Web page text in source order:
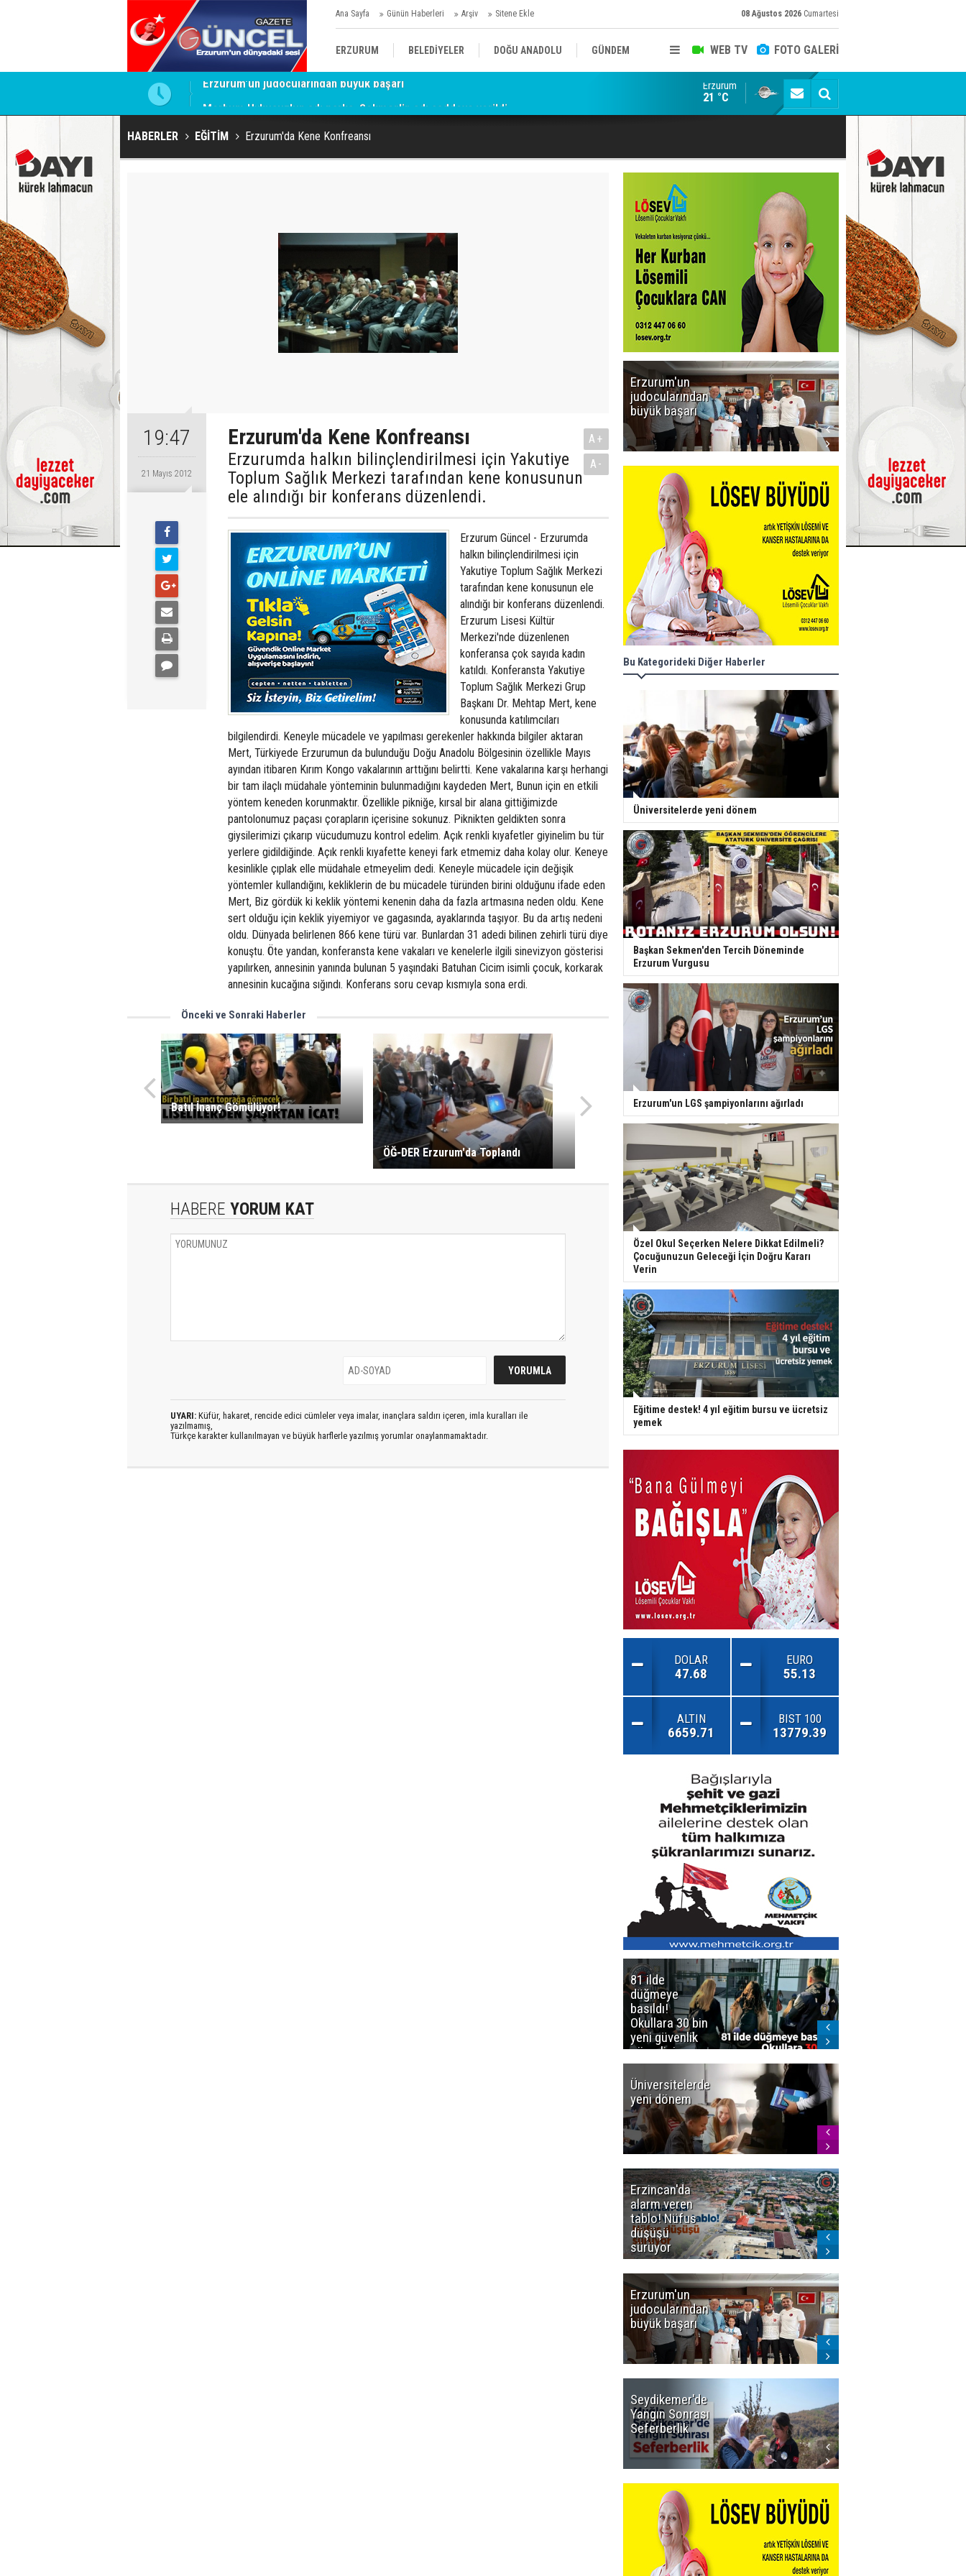
Ana Sayfa Günün Haberleri Arşiv Sitene Ekle 08 Ağustos 2026 Cumartesi
WEB TV FOTO GALERİ
ERZURUM BELEDİYELER DOĞU ANADOLU GÜNDEM
SİYASET
KÜLTÜR/SANAT//MAĞAZİN
Merhum Uykusuz'un adı parka, Sekmen'in adı caddeye verildi Konuşanlar'a katıldı, söyledikleri başına iş açtı!
Erzurum
21 °C
HABERLER EĞİTİM Erzurum'da Kene Konfreansı
19:47
21 Mayıs 2012
Erzurum'da Kene Konfreansı
Erzurumda halkın bilinçlendirilmesi için Yakutiye
Toplum Sağlık Merkezi tarafından kene konusunun
ele alındığı bir konferans düzenlendi.
A+
A-
Erzurum Güncel - Erzurumda
halkın bilinçlendirilmesi için
Yakutiye Toplum Sağlık Merkezi
tarafından kene konusunun ele
alındığı bir konferans düzenlendi.
Erzurum Lisesi Kültür
Merkezi'nde düzenlenen
konferansa çok sayıda kadın
katıldı. Konferansta Yakutiye
Toplum Sağlık Merkezi Grup
Başkanı Dr. Mehtap Mert, kene
konusunda katılımcıları
bilgilendirdi. Keneyle mücadele ve yapılması gerekenler hakkında bilgiler aktaran
Mert, Türkiyede Erzurumun da bulunduğu Doğu Anadolu Bölgesinin özellikle Mayıs
ayından itibaren Kırım Kongo vakalarının arttığını belirtti. Kene vakalarına karşı herhangi
bir tam ilaçlı müdahale yönteminin bulunmadığını kaydeden Mert, Bunun için en etkili
yöntem keneden korunmaktır. Özellikle pikniğe, kırsal bir alana gittiğimizde
pantolonumuz paçası çorapların içerisine sokunuz. Piknikten geldikten sonra
giysilerimizi çıkarıp vücudumuzu kontrol edelim. Açık renkli kıyafetler giyinelim bu tür
yerlere gidildiğinde. Açık renkli kıyafette keneyi fark etmemiz daha kolay olur. Keneye
kesinlikle çıplak elle müdahale etmeyelim dedi. Keneyle mücadele için değişik
yöntemler kullandığını, kekliklerin de bu mücadele türünden birini olduğunu ifade eden
Mert, Biz gördük ki keklik yöntemi kenenin daha da fazla artmasına neden oldu. Kene
sert olduğu için keklik yiyemiyor ve gagasında, ayaklarında taşıyor. Bu da artış nedeni
oldu. Dünyada belirlenen 866 kene türü var. Bunlardan 31 adedi bilinen zehirli türü diye
konuştu. Öte yandan, konferansta kene vakaları ve kenelerle ilgili sinevizyon gösterisi
yapılırken, annesinin yanında bulunan 5 yaşındaki Batuhan Cicim isimli çocuk, korkarak
annesinin kucağına sığındı. Konferans soru cevap kısmıyla sona erdi.
Önceki ve Sonraki Haberler
Batıl İnanç Gömülüyor!
ÖĞ-DER Erzurum'da Toplandı
HABERE YORUM KAT
UYARI: Küfür, hakaret, rencide edici cümleler veya imalar, inançlara saldırı içeren, imla kuralları ile
yazılmamış,
Türkçe karakter kullanılmayan ve büyük harflerle yazılmış yorumlar onaylanmamaktadır.
Erzurum'un
judocularından
büyük başarı
Bu Kategorideki Diğer Haberler
Üniversitelerde yeni dönem
Başkan Sekmen'den Tercih Döneminde
Erzurum Vurgusu
Erzurum'un LGS şampiyonlarını ağırladı
Özel Okul Seçerken Nelere Dikkat Edilmeli?
Çocuğunuzun Geleceği İçin Doğru Kararı
Verin
Eğitime destek! 4 yıl eğitim bursu ve ücretsiz
yemek
DOLAR
47.68
EURO
55.13
ALTIN
6659.71
BIST 100
13779.39
81 ilde
düğmeye
basıldı!
Okullara 30 bin
yeni güvenlik
görevlisi
Üniversitelerde
yeni dönem
Erzincan'da
alarm veren
tablo! Nüfus
düşüşü
sürüyor
Erzurum'un
judocularından
büyük başarı
Seydikemer'de
Yangın Sonrası
Seferberlik